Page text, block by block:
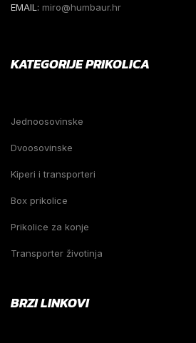
EMAIL: miro@humbaur.hr
KATEGORIJE PRIKOLICA
Jednoosovinske
Dvoosovinske
Kiperi i transporteri
Box prikolice
Prikolice za konje
Transporter životinja
BRZI LINKOVI